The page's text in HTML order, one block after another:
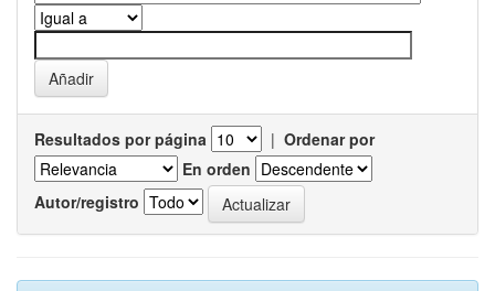
Resultados por página | Ordenar por
En orden
Autor/registro